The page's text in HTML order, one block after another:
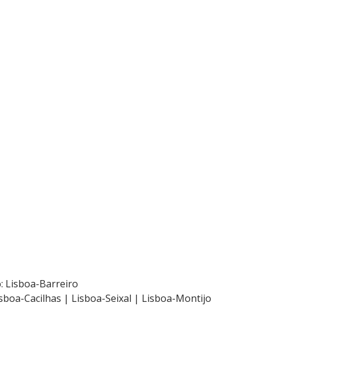
Lisboa-Barreiro
Cacilhas | Lisboa-Seixal | Lisboa-Montijo